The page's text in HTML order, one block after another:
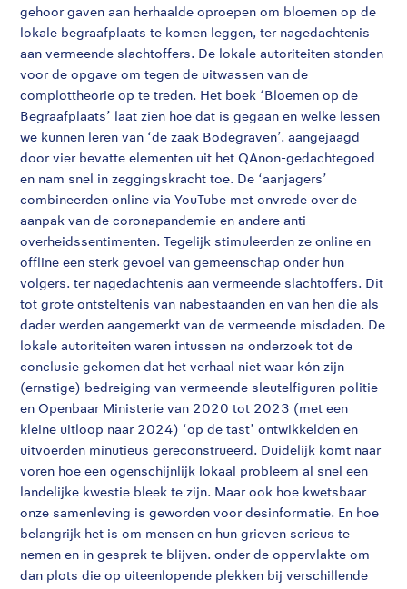
gehoor gaven aan herhaalde oproepen om bloemen op de
lokale begraafplaats te komen leggen, ter nagedachtenis
aan vermeende slachtoffers. De lokale autoriteiten stonden
voor de opgave om tegen de uitwassen van de
complottheorie op te treden. Het boek ‘Bloemen op de
Begraafplaats’ laat zien hoe dat is gegaan en welke lessen
we kunnen leren van ‘de zaak Bodegraven’. aangejaagd
door vier bevatte elementen uit het QAnon-gedachtegoed
en nam snel in zeggingskracht toe. De ‘aanjagers’
combineerden online via YouTube met onvrede over de
aanpak van de coronapandemie en andere anti-
overheidssentimenten. Tegelijk stimuleerden ze online en
offline een sterk gevoel van gemeenschap onder hun
volgers. ter nagedachtenis aan vermeende slachtoffers. Dit
tot grote ontsteltenis van nabestaanden en van hen die als
dader werden aangemerkt van de vermeende misdaden. De
lokale autoriteiten waren intussen na onderzoek tot de
conclusie gekomen dat het verhaal niet waar kón zijn
(ernstige) bedreiging van vermeende sleutelfiguren politie
en Openbaar Ministerie van 2020 tot 2023 (met een
kleine uitloop naar 2024) ‘op de tast’ ontwikkelden en
uitvoerden minutieus gereconstrueerd. Duidelijk komt naar
voren hoe een ogenschijnlijk lokaal probleem al snel een
landelijke kwestie bleek te zijn. Maar ook hoe kwetsbaar
onze samenleving is geworden voor desinformatie. En hoe
belangrijk het is om mensen en hun grieven serieus te
nemen en in gesprek te blijven. onder de oppervlakte om
dan plots die op uiteenlopende plekken bij verschillende